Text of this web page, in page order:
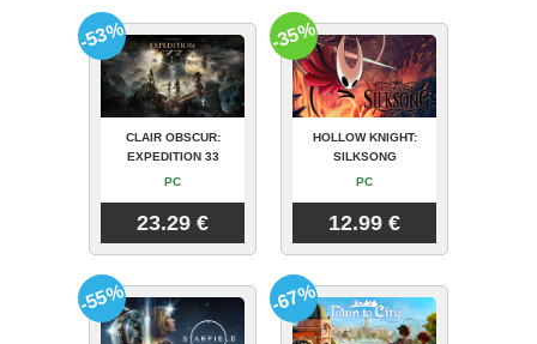
CLAIR OBSCUR:
EXPEDITION 33
PC
23.29 €
-53%
HOLLOW KNIGHT:
SILKSONG
PC
12.99 €
-35%
-55% -67%